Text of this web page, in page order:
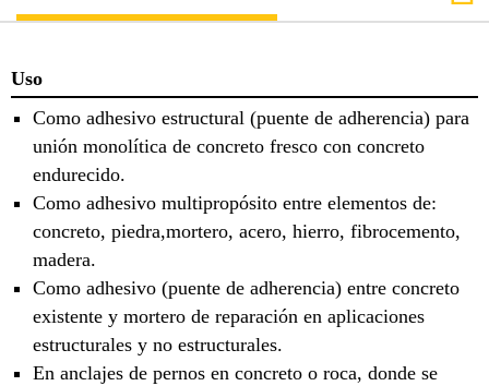
Uso
Como adhesivo estructural (puente de adherencia) para
unión monolítica de concreto fresco con concreto
endurecido.
Como adhesivo multipropósito entre elementos de:
concreto, piedra,mortero, acero, hierro, fibrocemento,
madera.
Como adhesivo (puente de adherencia) entre concreto
existente y mortero de reparación en aplicaciones
estructurales y no estructurales.
En anclajes de pernos en concreto o roca, donde se